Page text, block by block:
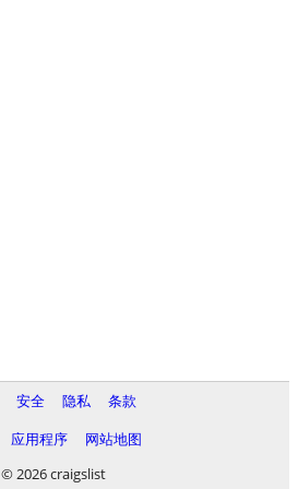
安全 隐私
条款
应用程序
网站地图
© 2026 craigslist